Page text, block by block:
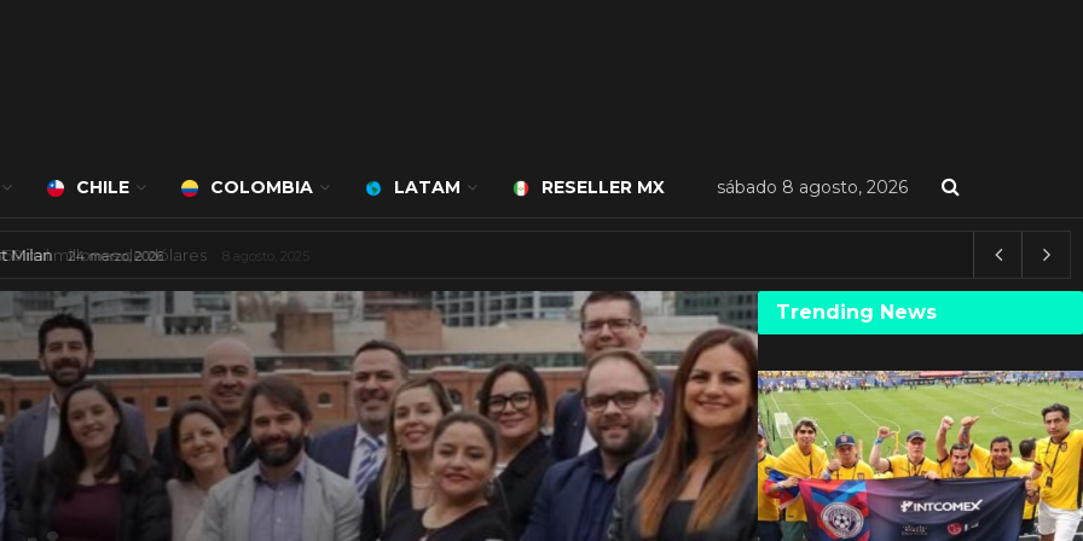
CHILE COLOMBIA LATAM RESELLER MX sábado 8 agosto, 2026
a cargo de Bert Milan 24 marzo, 2026
Trending News